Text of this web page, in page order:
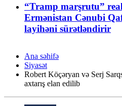
“Tramp marşrutu”
Ermənistan Cənubi
layihəni sürətləndirir
Ana səhifə
Siyasət
Robert Köçəryan və Serj
axtarış elan edilib